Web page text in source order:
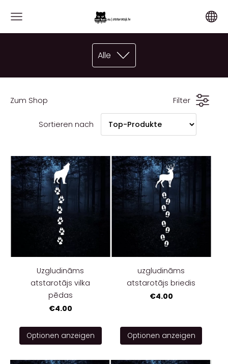
Alle
Zum Shop Filter
Sortieren nach
Uzgludināms
atstarotājs vilka
pēdas
€4.00
Optionen anzeigen
uzgludināms
atstarotājs briedis
€4.00
Optionen anzeigen